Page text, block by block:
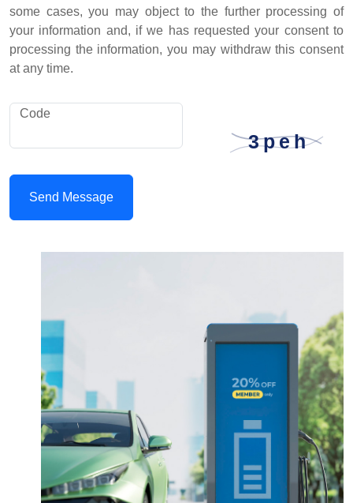
some cases, you may object to the further processing of
your information and, if we has requested your consent to
processing the information, you may withdraw this consent
at any time.
Code
Send Message